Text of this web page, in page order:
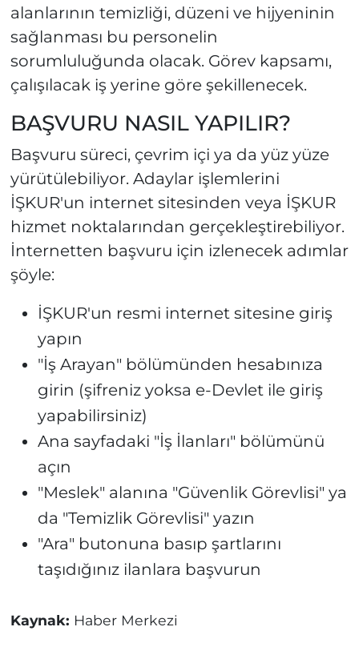
alanlarının temizliği, düzeni ve hijyeninin
sağlanması bu personelin
sorumluluğunda olacak. Görev kapsamı,
çalışılacak iş yerine göre şekillenecek.
BAŞVURU NASIL YAPILIR?
Başvuru süreci, çevrim içi ya da yüz yüze
yürütülebiliyor. Adaylar işlemlerini
İŞKUR'un internet sitesinden veya İŞKUR
hizmet noktalarından gerçekleştirebiliyor.
İnternetten başvuru için izlenecek adımlar
şöyle:
İŞKUR'un resmi internet sitesine giriş
yapın
"İş Arayan" bölümünden hesabınıza
girin (şifreniz yoksa e-Devlet ile giriş
yapabilirsiniz)
Ana sayfadaki "İş İlanları" bölümünü
açın
"Meslek" alanına "Güvenlik Görevlisi" ya
da "Temizlik Görevlisi" yazın
"Ara" butonuna basıp şartlarını
taşıdığınız ilanlara başvurun
Kaynak: Haber Merkezi